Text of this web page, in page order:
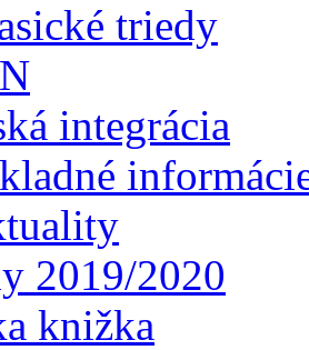
triedy
integrácia
2019/2020
knižka